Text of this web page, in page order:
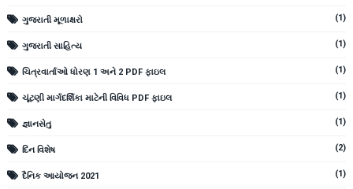
ગુજરાતી મૂળાક્ષરો (1)
ગુજરાતી સાહિત્ય (1)
ચિત્રવાર્તાઓ ધોરણ 1 અને 2 PDF ફાઇલ (1)
ચૂંટણી માર્ગદર્શિકા માટેની વિવિધ PDF ફાઇલ (1)
જ્ઞાનસેતુ (1)
દિન વિશેષ (2)
દૈનિક આયોજન 2021 (1)